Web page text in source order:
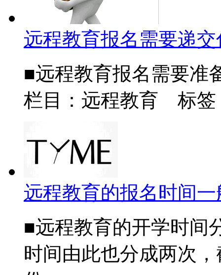
远程教育报名需要递
■远程教育报名需要准
栏目：远程教育 标签
远程教育的报名时间
■远程教育的开学时间
时间由此也分成两次